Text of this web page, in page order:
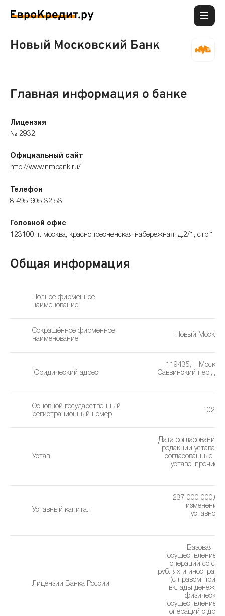
Новый Московский Банк
Главная информация о банке
Лицензия
№ 2932
Официальный сайт
http://www.nmbank.ru/
Телефон
8 495 605 32 53
Головной офис
123100, г. москва, краснопресненская набережная, д.2/1, стр.1
Общая информация
Полное фирменное
наименование
Сокращённое фирменное
наименование
Новый
Юридический адрес
119435, г.
Саввинский пер., д.
Основной государственный
регистрационный номер
Устав
Дата согласования
редакции устава:
cогласованные
уставe: прочие
Уставный капитал
237 000 000,00
изменения
уставного
Лицензии Банка России
Базовая
осуществление
операций со
рублях и
(с правом
вклады
осуществление
операций с